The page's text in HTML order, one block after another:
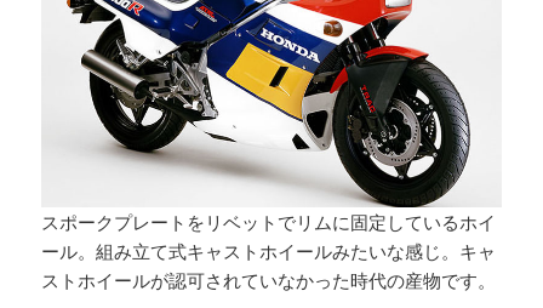
スポークプレートをリベットでリムに固定しているホイ
ール。組み立て式キャストホイールみたいな感じ。キャ
ストホイールが認可されていなかった時代の産物です。